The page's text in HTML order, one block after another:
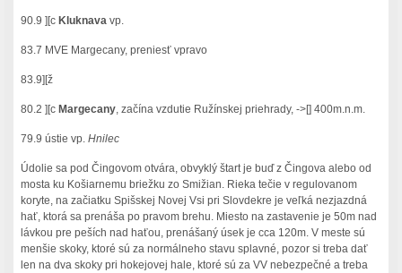
90.9 ][c Kluknava vp.
83.7 MVE Margecany, preniesť vpravo
83.9][ž
80.2 ][c Margecany, začína vzdutie Ružínskej priehrady, ->[] 400m.n.m.
79.9 ústie vp.Hnilec
Údolie sa pod Čingovom otvára, obvyklý štart je buď z Čingova alebo od
mosta ku Košiarnemu briežku zo Smižian. Rieka tečie v regulovanom
koryte, na začiatku Spišskej Novej Vsi pri Slovdekre je veľká nezjazdná
hať, ktorá sa prenáša po pravom brehu. Miesto na zastavenie je 50m nad
lávkou pre peších nad haťou, prenášaný úsek je cca 120m. V meste sú
menšie skoky, ktoré sú za normálneho stavu splavné, pozor si treba dať
len na dva skoky pri hokejovej hale, ktoré sú za VV nebezpečné a treba